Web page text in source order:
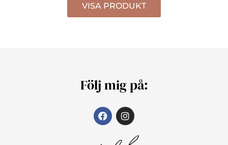
VISA PRODUKT
Följ mig på: